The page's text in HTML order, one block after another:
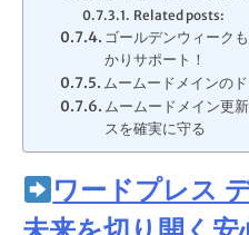
Related posts:
ゴールデンウィーク
かりサポート！
ムームードメインの
ムームードメイン更
スを確実に守る
ワードプレス